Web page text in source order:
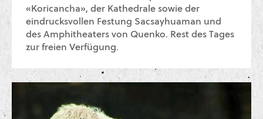
«Koricancha», der Kathedrale sowie der
eindrucksvollen Festung Sacsayhuaman und
des Amphitheaters von Quenko. Rest des Tages
zur freien Verfügung.